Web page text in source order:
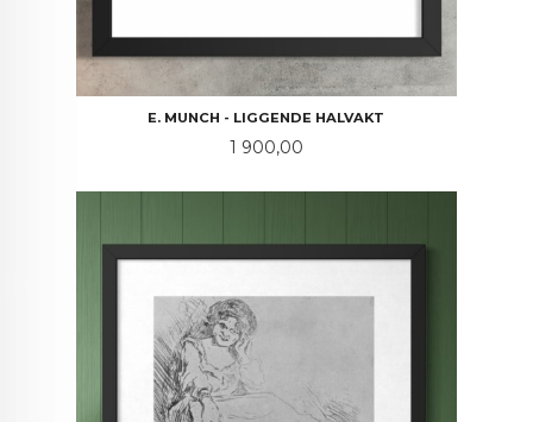
E. MUNCH - LIGGENDE HALVAKT
Pris
1 900,00